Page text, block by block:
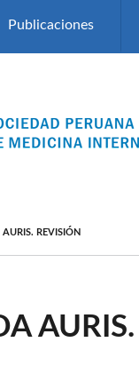
Publicaciones
REVISIÓN